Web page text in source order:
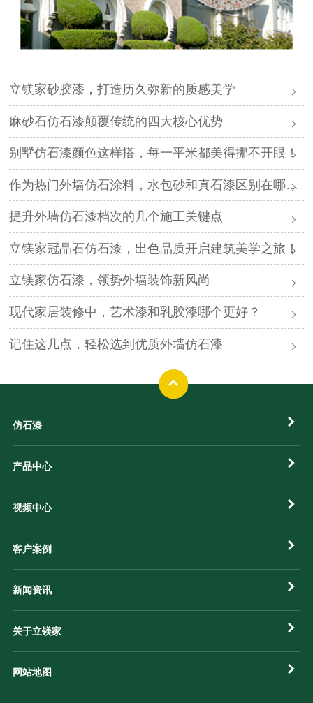
立镁家砂胶漆，打造历久弥新的质感美学
麻砂石仿石漆颠覆传统的四大核心优势
别墅仿石漆颜色这样搭，每一平米都美得挪不开眼！
作为热门外墙仿石涂料，水包砂和真石漆区别在哪儿？
提升外墙仿石漆档次的几个施工关键点
立镁家冠晶石仿石漆，出色品质开启建筑美学之旅！
立镁家仿石漆，领势外墙装饰新风尚
现代家居装修中，艺术漆和乳胶漆哪个更好？
记住这几点，轻松选到优质外墙仿石漆
仿石漆
产品中心
视频中心
客户案例
新闻资讯
关于立镁家
网站地图